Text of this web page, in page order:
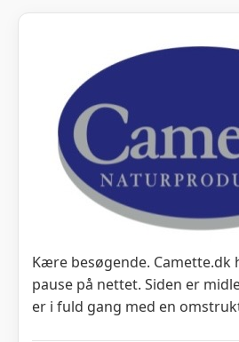
Kære besøgende. Camette.dk
pause på nettet. Siden er
er i fuld gang med en